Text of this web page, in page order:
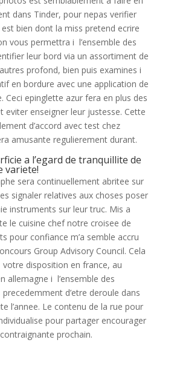
dans Tinder, pour nepas verifier
bien dont la miss pretend ecrire
vous permettra i l’ensemble des
leur bord via un assortiment de
profond, bien puis examines i
en bordure avec une application de
Ceci epinglette azur fera en plus des
eviter enseigner leur justesse. Cette
d’accord avec test chez
amusante regulierement durant.
a l’egard de tranquillite de
variete!
sera continuellement abritee sur
signaler relatives aux choses poser
instruments sur leur truc. Mis a
le cuisine chef notre croisee de
pour confiance m’a semble accru
Group Advisory Council. Cela
disposition en france, au
allemagne i l’ensemble des
d’etre deroule dans
l’annee. Le contenu de la rue pour
pour partager encourager
prochain.